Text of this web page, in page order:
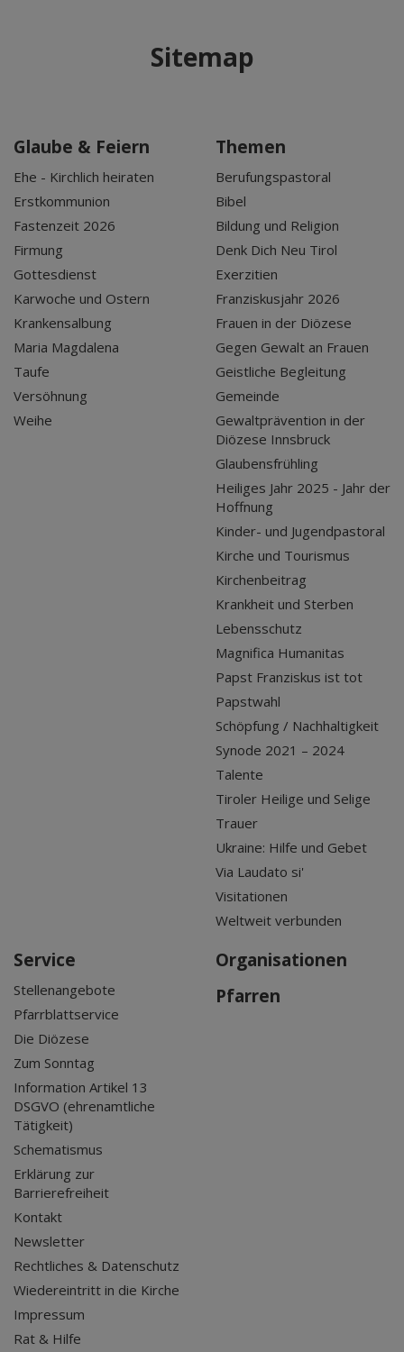
Sitemap
Glaube & Feiern
Ehe - Kirchlich heiraten
Erstkommunion
Fastenzeit 2026
Firmung
Gottesdienst
Karwoche und Ostern
Krankensalbung
Maria Magdalena
Taufe
Versöhnung
Weihe
Themen
Berufungspastoral
Bibel
Bildung und Religion
Denk Dich Neu Tirol
Exerzitien
Franziskusjahr 2026
Frauen in der Diözese
Gegen Gewalt an Frauen
Geistliche Begleitung
Gemeinde
Gewaltprävention in der
Diözese Innsbruck
Glaubensfrühling
Heiliges Jahr 2025 - Jahr der
Hoffnung
Kinder- und Jugendpastoral
Kirche und Tourismus
Kirchenbeitrag
Krankheit und Sterben
Lebensschutz
Magnifica Humanitas
Papst Franziskus ist tot
Papstwahl
Schöpfung / Nachhaltigkeit
Synode 2021 – 2024
Talente
Tiroler Heilige und Selige
Trauer
Ukraine: Hilfe und Gebet
Via Laudato si'
Visitationen
Weltweit verbunden
Service
Stellenangebote
Pfarrblattservice
Die Diözese
Zum Sonntag
Information Artikel 13
DSGVO (ehrenamtliche
Tätigkeit)
Schematismus
Erklärung zur
Barrierefreiheit
Kontakt
Newsletter
Rechtliches & Datenschutz
Wiedereintritt in die Kirche
Impressum
Rat & Hilfe
Organisationen
Pfarren